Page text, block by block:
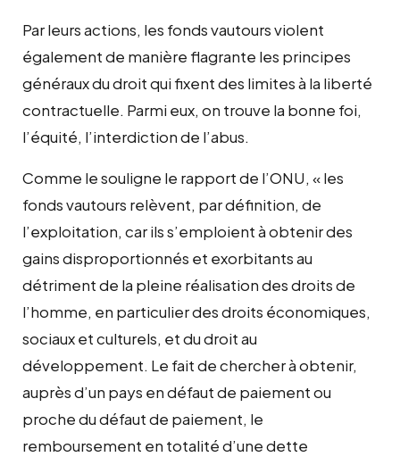
Par leurs actions, les fonds vautours violent
également de manière flagrante les principes
généraux du droit qui fixent des limites à la liberté
contractuelle. Parmi eux, on trouve la bonne foi,
l’équité, l’interdiction de l’abus.
Comme le souligne le rapport de l’ONU, « les
fonds vautours relèvent, par définition, de
l’exploitation, car ils s’emploient à obtenir des
gains disproportionnés et exorbitants au
détriment de la pleine réalisation des droits de
l’homme, en particulier des droits économiques,
sociaux et culturels, et du droit au
développement. Le fait de chercher à obtenir,
auprès d’un pays en défaut de paiement ou
proche du défaut de paiement, le
remboursement en totalité d’une dette